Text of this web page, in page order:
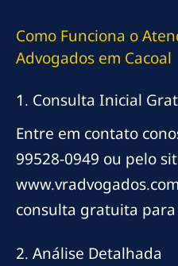
Como Funciona o
Advogados em Cacoal
1. Consulta Inicial
Entre em contato
99528-0949 ou pelo
consulta gratuita para
2. Análise Detalhada